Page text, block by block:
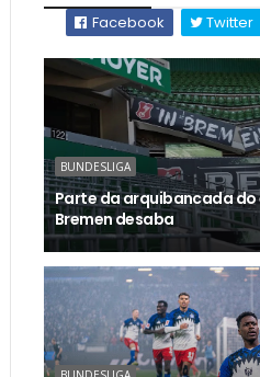
Facebook
Twitter
BUNDESLIGA
Parte da arquibancada
Bremen desaba